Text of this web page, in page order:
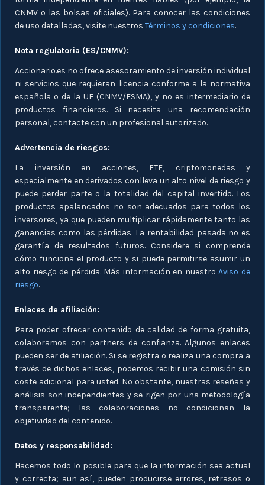
CNMV o las bolsas oficiales). Para conocer las condiciones
de uso detalladas, visite nuestros Términos y condiciones.
Nota regulatoria (ES/CNMV):
Accionario.es no ofrece asesoramiento de inversión individual
ni servicios que requieran licencia conforme a la normativa
española o de la UE (CNMV/ESMA), y no es intermediario de
productos financieros. Si necesita una recomendación
personal, contacte con un profesional autorizado.
Advertencia de riesgos:
La inversión en acciones, ETF, criptomonedas y
especialmente en derivados conlleva un alto nivel de riesgo y
puede perder parte o la totalidad del capital invertido. Los
productos apalancados no son adecuados para todos los
inversores, ya que pueden multiplicar rápidamente tanto las
ganancias como las pérdidas. La rentabilidad pasada no es
garantía de resultados futuros. Considere si comprende
cómo funciona el producto y si puede permitirse asumir un
alto riesgo de pérdida. Más información en nuestroAviso de
riesgo.
Enlaces de afiliación:
Para poder ofrecer contenido de calidad de forma gratuita,
colaboramos con partners de confianza. Algunos enlaces
pueden ser de afiliación. Si se registra o realiza una compra a
través de dichos enlaces, podemos recibir una comisión sin
coste adicional para usted. No obstante, nuestras reseñas y
análisis son independientes y se rigen por una metodología
transparente; las colaboraciones no condicionan la
objetividad del contenido.
Datos y responsabilidad:
Hacemos todo lo posible para que la información sea actual
y correcta; aun así, pueden producirse errores, retrasos o